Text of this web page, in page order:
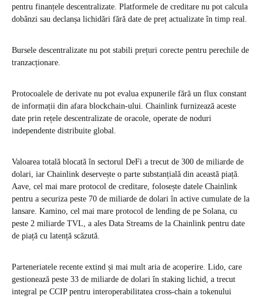
pentru finanțele descentralizate. Platformele de creditare nu pot calcula
dobânzi sau declanșa lichidări fără date de preț actualizate în timp real.
Bursele descentralizate nu pot stabili prețuri corecte pentru perechile de
tranzacționare.
Protocoalele de derivate nu pot evalua expunerile fără un flux constant
de informații din afara blockchain-ului. Chainlink furnizează aceste
date prin rețele descentralizate de oracole, operate de noduri
independente distribuite global.
Valoarea totală blocată în sectorul DeFi a trecut de 300 de miliarde de
dolari, iar Chainlink deservește o parte substanțială din această piață.
Aave, cel mai mare protocol de creditare, folosește datele Chainlink
pentru a securiza peste 70 de miliarde de dolari în active cumulate de la
lansare. Kamino, cel mai mare protocol de lending de pe Solana, cu
peste 2 miliarde TVL, a ales Data Streams de la Chainlink pentru date
de piață cu latență scăzută.
Parteneriatele recente extind și mai mult aria de acoperire. Lido, care
gestionează peste 33 de miliarde de dolari în staking lichid, a trecut
integral pe CCIP pentru interoperabilitatea cross-chain a tokenului